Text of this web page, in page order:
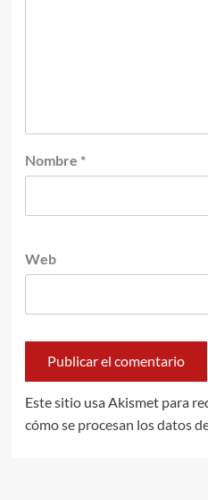
Nombre *
Web
Este sitio usa Akismet para
cómo se procesan los datos